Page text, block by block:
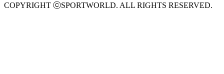
COPYRIGHT ⓒSPORTWORLD. ALL RIGHTS RESERVED.